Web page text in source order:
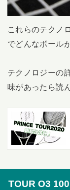
これらのテクノ
でどんなボール
テクノロジーの
味があったら読
TOUR O3